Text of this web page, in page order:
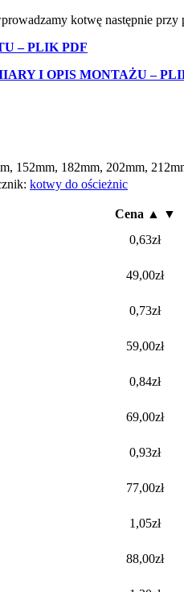
kotwę następnie
– PLIK PDF
I OPIS MONTAŻU –
, 152mm, 182mm, 202mm,
kotwy do ościeżnic
Cena ▲ ▼
0,63zł
49,00zł
0,73zł
59,00zł
0,84zł
69,00zł
0,93zł
77,00zł
1,05zł
88,00zł